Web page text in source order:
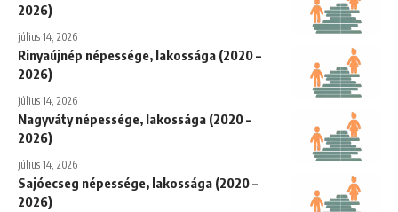
2026)
július 14, 2026
Rinyaújnép népessége, lakossága (2020 –
2026)
július 14, 2026
Nagyváty népessége, lakossága (2020 –
2026)
július 14, 2026
Sajóecseg népessége, lakossága (2020 –
2026)